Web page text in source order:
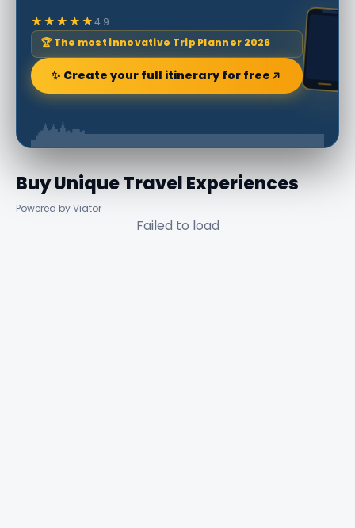
★★★★★4.9
🏆 The most innovative Trip Planner 2026
✨ Create your full itinerary for free
Buy Unique Travel Experiences
Powered by Viator
Failed to load